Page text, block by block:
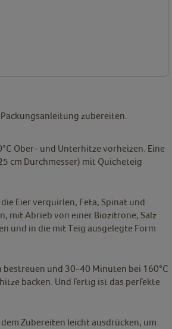
zubereiten.
Ober- und Unterhitze vorheizen. Eine
cm Durchmesser) mit Quicheteig
Eier verquirlen, Feta, Spinat und
mit Abrieb von einer Biozitrone, Salz
und in die mit Teig ausgelegte Form
bestreuen und 30-40 Minuten bei 160°C
backen. Und fertig ist das perfekte
dem Zubereiten leicht ausdrücken, um